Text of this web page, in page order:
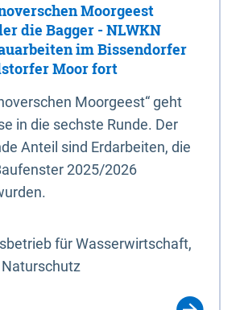
Moorgeest
die Bagger - NLWKN
im Bissendorfer
Moor fort
Moorgeest“ geht
in die sechste Runde. Der
Anteil sind Erdarbeiten, die
2025/2026
für Wasserwirtschaft,